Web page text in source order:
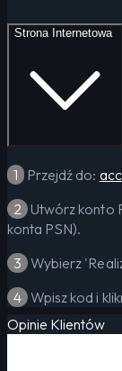
Strona Internetowa
1 Przejdź do:
2 Utwórz konto
konta PSN).
3 Wybierz
4 Wpisz kod i
Opinie Klientów